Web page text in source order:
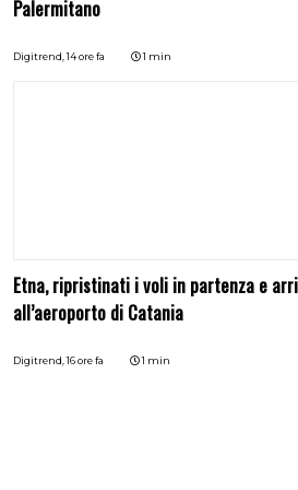
Palermitano
Digitrend,14 ore fa 1 min
Etna, ripristinati i voli in partenza e
all’aeroporto di Catania
Digitrend,16 ore fa 1 min